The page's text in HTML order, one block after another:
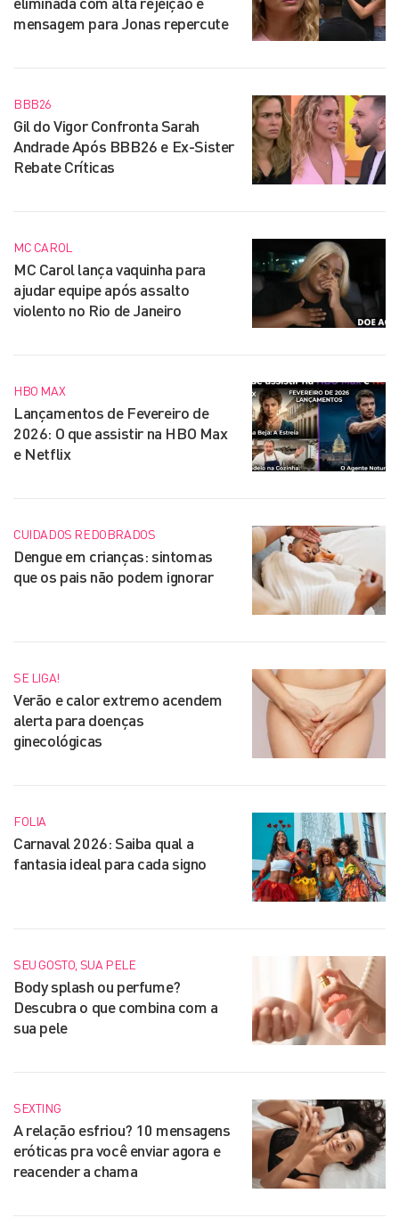
mensagem para Jonas repercute
BBB26
Gil do Vigor Confronta Sarah
Andrade Após BBB26 e Ex-Sister
Rebate Críticas
MC CAROL
MC Carol lança vaquinha para
ajudar equipe após assalto
violento no Rio de Janeiro
HBO MAX
Lançamentos de Fevereiro de
2026: O que assistir na HBO Max
e Netflix
CUIDADOS REDOBRADOS
Dengue em crianças: sintomas
que os pais não podem ignorar
SE LIGA!
Verão e calor extremo acendem
alerta para doenças
ginecológicas
FOLIA
Carnaval 2026: Saiba qual a
fantasia ideal para cada signo
SEU GOSTO, SUA PELE
Body splash ou perfume?
Descubra o que combina com a
sua pele
SEXTING
A relação esfriou? 10 mensagens
eróticas pra você enviar agora e
reacender a chama